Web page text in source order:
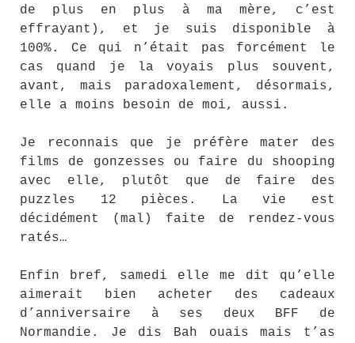
de plus en plus à ma mère, c’est
effrayant), et je suis disponible à
100%. Ce qui n’était pas forcément le
cas quand je la voyais plus souvent,
avant, mais paradoxalement, désormais,
elle a moins besoin de moi, aussi.
Je reconnais que je préfère mater des
films de gonzesses ou faire du shooping
avec elle, plutôt que de faire des
puzzles 12 pièces. La vie est
décidément (mal) faite de rendez-vous
ratés…
Enfin bref, samedi elle me dit qu’elle
aimerait bien acheter des cadeaux
d’anniversaire à ses deux BFF de
Normandie. Je dis Bah ouais mais t’as